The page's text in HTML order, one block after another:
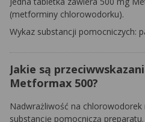
(metforminy chlorowodorku).
Wykaz substancji pomocniczych:
Jakie są
Metformax 500?
Nadwrażliwość na
substancję pomocniczą preparatu.